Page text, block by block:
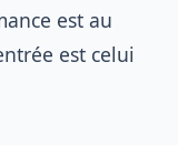
est au
est celui